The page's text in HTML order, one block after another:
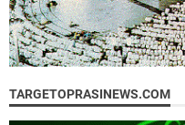
TARGETOPRASINEWS.COM